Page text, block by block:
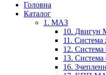
Головна
Каталог
1. МАЗ
10. Двигун
11.
12. Система
13.
16.